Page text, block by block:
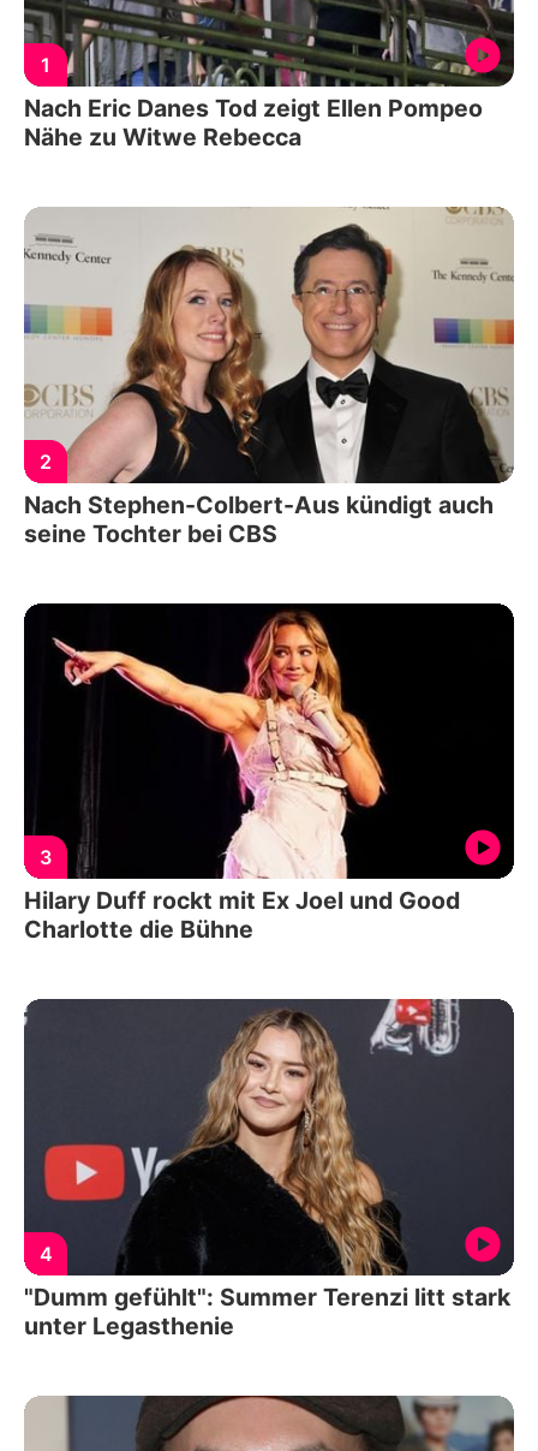
1
Nach Eric Danes Tod zeigt Ellen Pompeo
Nähe zu Witwe Rebecca
2
Nach Stephen-Colbert-Aus kündigt auch
seine Tochter bei CBS
3
Hilary Duff rockt mit Ex Joel und Good
Charlotte die Bühne
4
"Dumm gefühlt": Summer Terenzi litt stark
unter Legasthenie